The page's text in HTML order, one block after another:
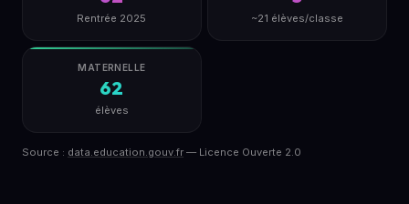
Rentrée 2025 ~21 élèves/classe
MATERNELLE
62
élèves
Source : data.education.gouv.fr — Licence Ouverte 2.0